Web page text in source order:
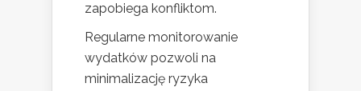
zapobiega konfliktom.
Regularne monitorowanie
wydatków pozwoli na
minimalizację ryzyka